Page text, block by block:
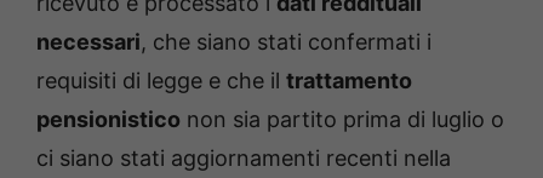
necessari, che siano stati confermati i
requisiti di legge e che il trattamento
pensionistico non sia partito prima di luglio o
ci siano stati aggiornamenti recenti nella